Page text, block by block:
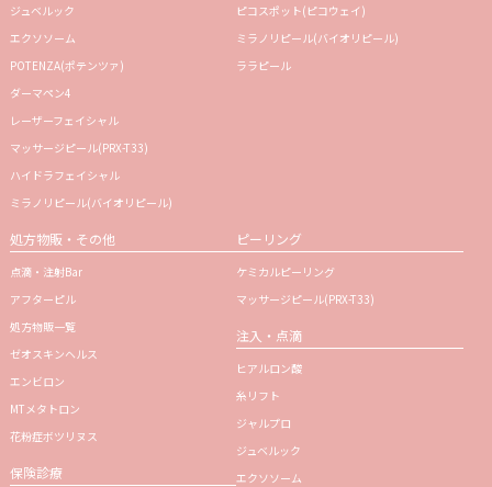
ジュベルック
エクソソーム
POTENZA(ポテンツァ)
ダーマペン4
レーザーフェイシャル
マッサージピール(PRX-T33)
ハイドラフェイシャル
ミラノリピール(バイオリピール)
ピコスポット(ピコウェイ)
ミラノリピール(バイオリピール)
ララピール
処方物販・その他
点滴・注射Bar
アフターピル
処方物販一覧
ゼオスキンヘルス
エンビロン
MTメタトロン
花粉症ボツリヌス
保険診療
ピーリング
ケミカルピーリング
マッサージピール(PRX-T33)
注入・点滴
ヒアルロン酸
糸リフト
ジャルプロ
ジュベルック
エクソソーム